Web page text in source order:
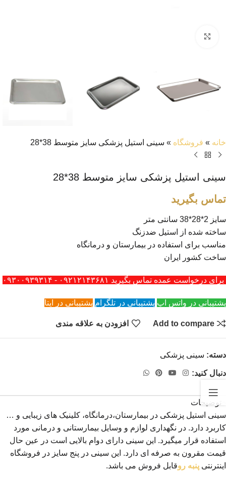
خانه » فروشگاه » سینی استیل پزشکی سایز متوسط 38*28
سینی استیل پزشکی سایز متوسط 38*28
تماس بگیرید
سایز 2*28*38 سانتی متر
ساخته شده از استیل ضدزنگ
مناسب برای استفاده در بیمارستان و درمانگاه
ساخت کشور ایران
برای درخواست عمده تماس بگیرید ۰۹۲۱۲۱۴۳۶۸۱ - ۰۹۳۰۰۹۳۹۳۱۴
پشتیبانی در واتس اپ پشتیبانی در تلگرام پشتیبانی در ایتا
Add to compare افزودن به علاقه مندی
دسته: سینی پزشکی
دنبال کنید:
توضیحات
سینی استیل پزشکی در بیمارستان،درمانگاه، کلینیک های زیبایی و …
کاربرد دارد. در نگهداری لوازم و وسایل بیمارستانی و درمانی مورد
استفاده قرار میگیرد. این سینی دارای دوام بالایی است در عین حال
قیمت مقرون به صرفه ای دارد. این سینی در پنج سایز در فروشگاه
اینترنتی پنبه روقابل فروش می باشد.